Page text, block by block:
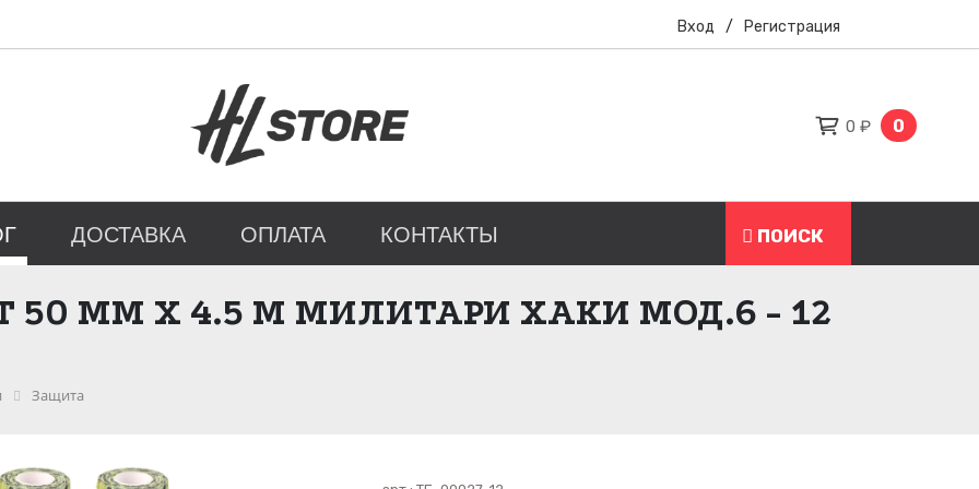
Вход / Регистрация
0 ₽ 0
ДОСТАВКА ОПЛАТА КОНТАКТЫ ПОИСК
ММ Х 4.5 М МИЛИТАРИ ХАКИ МОД.6 - 12
Защита